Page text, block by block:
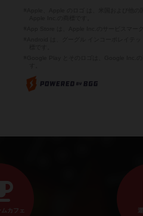
カフェ